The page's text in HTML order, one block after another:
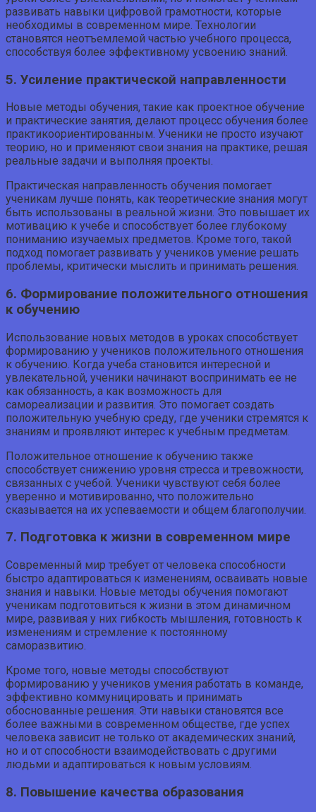
развивать навыки цифровой грамотности, которые
необходимы в современном мире. Технологии
становятся неотъемлемой частью учебного процесса,
способствуя более эффективному усвоению знаний.
5. Усиление практической направленности
Новые методы обучения, такие как проектное обучение
и практические занятия, делают процесс обучения более
практикоориентированным. Ученики не просто изучают
теорию, но и применяют свои знания на практике, решая
реальные задачи и выполняя проекты.
Практическая направленность обучения помогает
ученикам лучше понять, как теоретические знания могут
быть использованы в реальной жизни. Это повышает их
мотивацию к учебе и способствует более глубокому
пониманию изучаемых предметов. Кроме того, такой
подход помогает развивать у учеников умение решать
проблемы, критически мыслить и принимать решения.
6. Формирование положительного отношения
к обучению
Использование новых методов в уроках способствует
формированию у учеников положительного отношения
к обучению. Когда учеба становится интересной и
увлекательной, ученики начинают воспринимать ее не
как обязанность, а как возможность для
самореализации и развития. Это помогает создать
положительную учебную среду, где ученики стремятся к
знаниям и проявляют интерес к учебным предметам.
Положительное отношение к обучению также
способствует снижению уровня стресса и тревожности,
связанных с учебой. Ученики чувствуют себя более
уверенно и мотивированно, что положительно
сказывается на их успеваемости и общем благополучии.
7. Подготовка к жизни в современном мире
Современный мир требует от человека способности
быстро адаптироваться к изменениям, осваивать новые
знания и навыки. Новые методы обучения помогают
ученикам подготовиться к жизни в этом динамичном
мире, развивая у них гибкость мышления, готовность к
изменениям и стремление к постоянному
саморазвитию.
Кроме того, новые методы способствуют
формированию у учеников умения работать в команде,
эффективно коммуницировать и принимать
обоснованные решения. Эти навыки становятся все
более важными в современном обществе, где успех
человека зависит не только от академических знаний,
но и от способности взаимодействовать с другими
людьми и адаптироваться к новым условиям.
8. Повышение качества образования